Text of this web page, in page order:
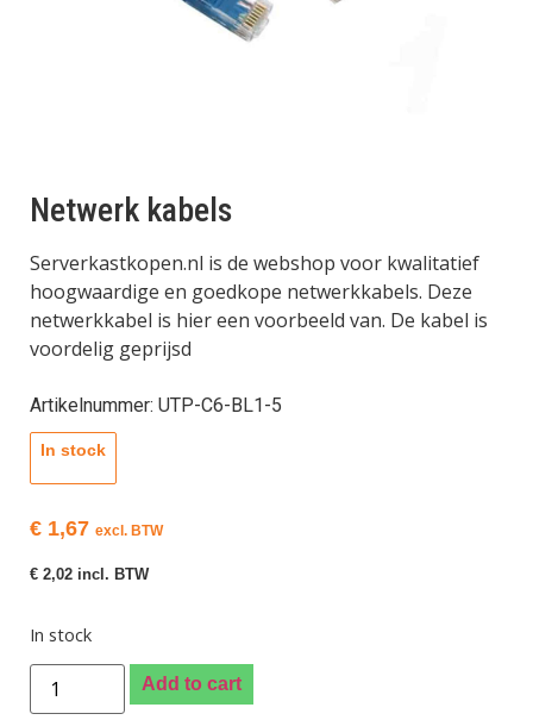
Netwerk kabels
Serverkastkopen.nl is de webshop voor kwalitatief
hoogwaardige en goedkope netwerkkabels. Deze
netwerkkabel is hier een voorbeeld van. De kabel is
voordelig geprijsd
Artikelnummer: UTP-C6-BL1-5
In stock
€ 1,67 excl. BTW
€ 2,02 incl. BTW
In stock
Add to cart